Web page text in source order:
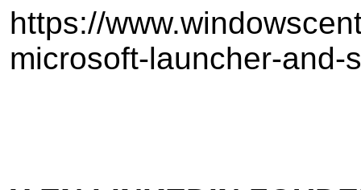
https://
microsoft-launcher-and-